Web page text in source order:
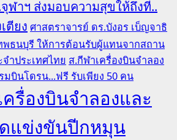
จุฬาฯ ส่งมอบความสุขให้ถึงที่..
ตียง ศาสตราจารย์ ดร.บังอร เบ็ญจาธิ
พธนบุรี ให้การต้อนรับผู้แทนจากสถาน
ำประเทศไทย ส.กีฬาเครื่องบินจำลอง
มบินโดรน...ฟรี รับเพียง 50 คน
รื่องบินจำลองและ
แข่งขันปีกหมุน